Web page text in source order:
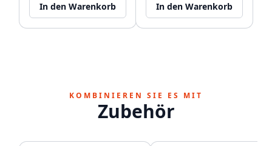
In den Warenkorb In den Warenkorb
KOMBINIEREN SIE ES MIT
Zubehör